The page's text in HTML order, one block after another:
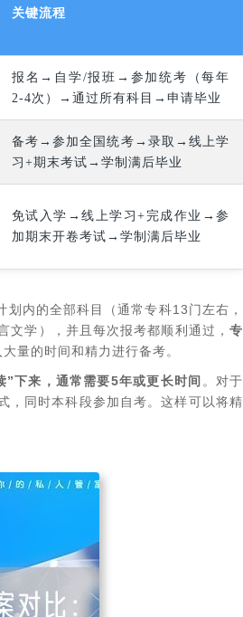
关键流程
报名→自学/报班→参加统考（每年
2-4次）→通过所有科目→申请毕业
备考→参加全国统考→录取→线上学
习+期末考试→学制满后毕业
免试入学→线上学习+完成作业→参
加期末开卷考试→学制满后毕业
内的全部科目（通常专科13门左右，
学），并且每次报考都顺利通过，‌ 专
大量的时间和精力进行备考。
”下来，通常需要5年或更长时间 ‌。对于
，同时本科段参加自考。这样可以将精